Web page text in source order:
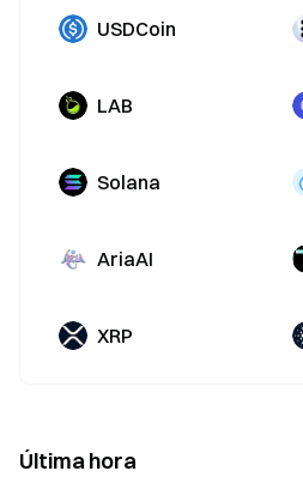
USDCoin
LAB
Solana
AriaAI
XRP
Última hora